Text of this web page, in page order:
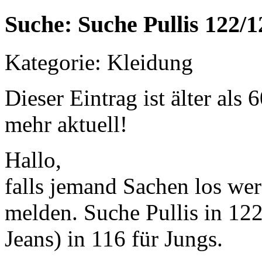
Suche: Suche Pullis 122/
Kategorie: Kleidung
Dieser Eintrag ist älter als
mehr aktuell!
Hallo,
falls jemand Sachen los
melden. Suche Pullis in
Jeans) in 116 für Jungs.